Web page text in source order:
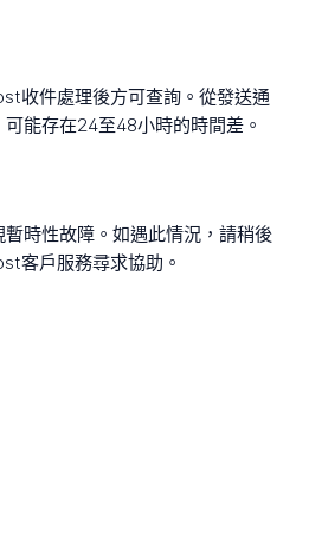
收件處理後方可查詢。從發送通
能存在24至48小時的時間差。
時性故障。如遇此情況，請稍後
客戶服務尋求協助。